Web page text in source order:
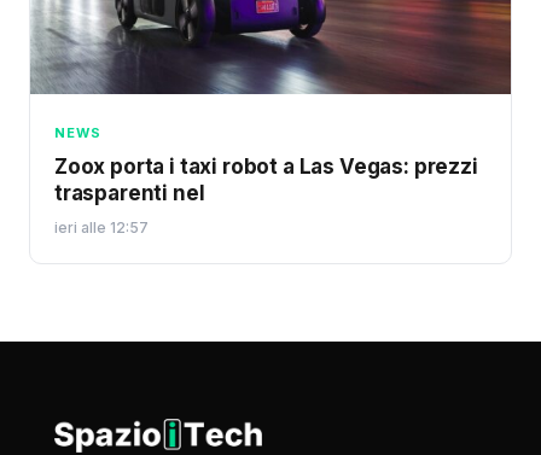
NEWS
Zoox porta i taxi robot a Las Vegas: prezzi
trasparenti nel
ieri alle 12:57